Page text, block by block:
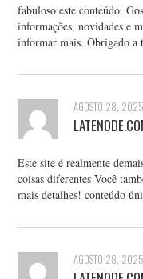
fabuloso este conteúdo.
informações, novidades e
informar mais. Obrigado a
AGOSTO 28, 2025
Este site é realmente
coisas diferentes Você
mais detalhes! conteúdo
AGOSTO 28, 2025